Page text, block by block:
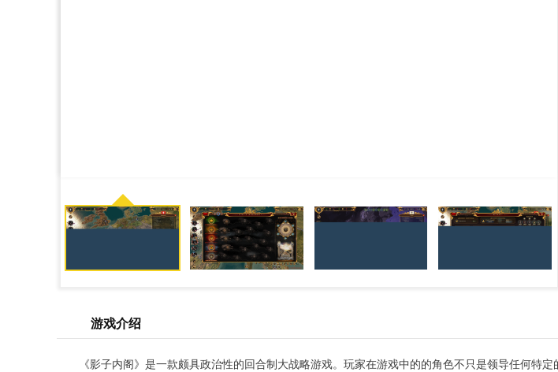
游戏介绍
《影子内阁》是一款颇具政治性的回合制大战略游戏。玩家在游戏中的的角色不只是领导任何特定